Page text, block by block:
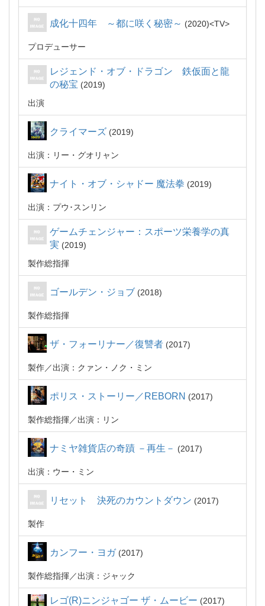
成化十四年 ～都に咲く秘密～ 2020 TV
プロデューサー
レジェンド・オブ・ドラゴン 鉄仮面と龍
の秘宝
2019
出演
クライマーズ 2019
出演：リー・グオリャン
ナイト・オブ・シャドー 魔法拳 2019
出演：プウ･スンリン
ゲームチェンジャー：スポーツ栄養学の真
実
2019
製作総指揮
ゴールデン・ジョブ 2018
製作総指揮
ザ・フォーリナー／復讐者 2017
製作 出演：クァン・ノク・ミン
ポリス・ストーリー／REBORN 2017
製作総指揮 出演：リン
ナミヤ雑貨店の奇蹟 －再生－ 2017
出演：ウー・ミン
リセット 決死のカウントダウン 2017
製作
カンフー・ヨガ 2017
製作総指揮 出演：ジャック
レゴ(R)ニンジャゴー ザ・ムービー 2017